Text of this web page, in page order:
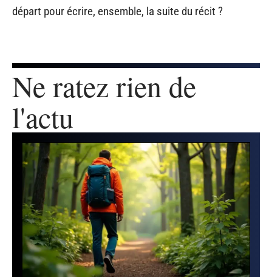
départ pour écrire, ensemble, la suite du récit ?
Ne ratez rien de
l'actu